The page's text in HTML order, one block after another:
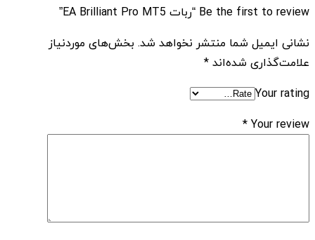
Be the first to review “ربات EA Brilliant Pro MT5”
نشانی ایمیل شما منتشر نخواهد شد. بخش‌های موردنیاز
علامت‌گذاری شده‌اند*
Your rating
Your review
*